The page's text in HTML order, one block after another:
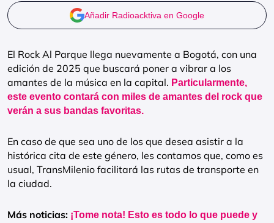
Añadir Radioacktiva en Google
El Rock Al Parque llega nuevamente a Bogotá, con una
edición de 2025 que buscará poner a vibrar a los
amantes de la música en la capital. Particularmente,
este evento contará con miles de amantes del rock que
verán a sus bandas favoritas.
En caso de que sea uno de los que desea asistir a la
histórica cita de este género, les contamos que, como es
usual, TransMilenio facilitará las rutas de transporte en
la ciudad.
Más noticias: ¡Tome nota! Esto es todo lo que puede y